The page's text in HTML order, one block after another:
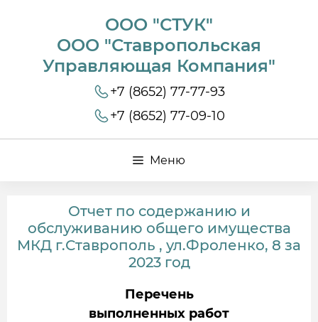
ООО "СТУК"
ООО "Ставропольская
Управляющая Компания"
+7 (8652) 77-77-93
+7 (8652) 77-09-10
Меню
Отчет по содержанию и
обслуживанию общего имущества
МКД г.Ставрополь , ул.Фроленко, 8 за
2023 год
Перечень
выполненных работ